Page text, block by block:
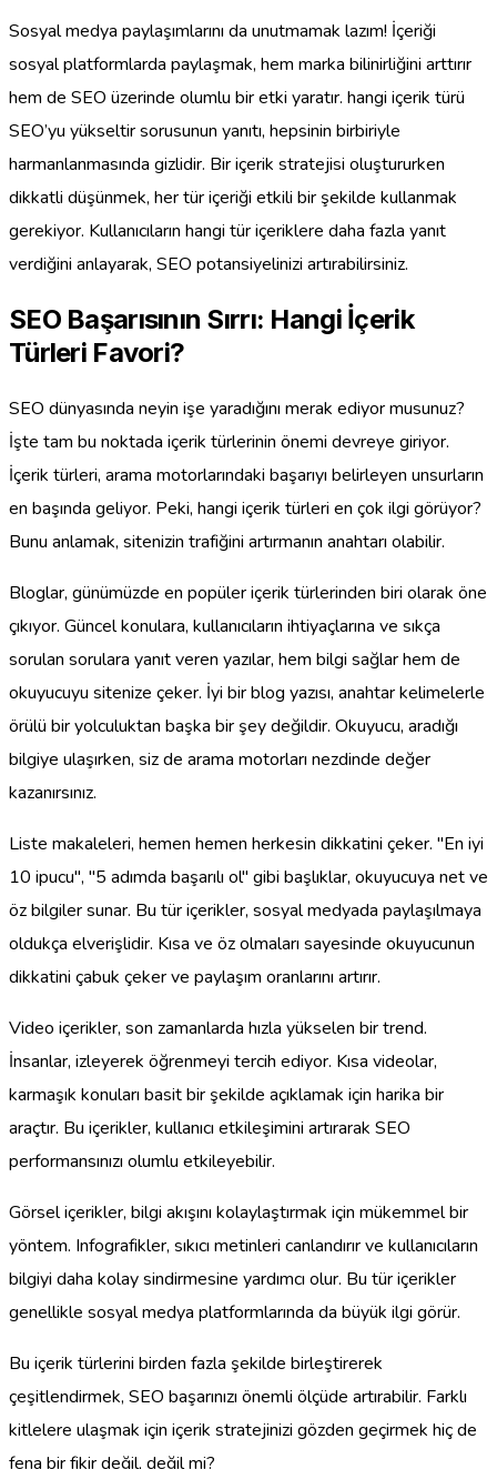
Sosyal medya paylaşımlarını da unutmamak lazım! İçeriği
sosyal platformlarda paylaşmak, hem marka bilinirliğini arttırır
hem de SEO üzerinde olumlu bir etki yaratır. hangi içerik türü
SEO’yu yükseltir sorusunun yanıtı, hepsinin birbiriyle
harmanlanmasında gizlidir. Bir içerik stratejisi oluştururken
dikkatli düşünmek, her tür içeriği etkili bir şekilde kullanmak
gerekiyor. Kullanıcıların hangi tür içeriklere daha fazla yanıt
verdiğini anlayarak, SEO potansiyelinizi artırabilirsiniz.
SEO Başarısının Sırrı: Hangi İçerik
Türleri Favori?
SEO dünyasında neyin işe yaradığını merak ediyor musunuz?
İşte tam bu noktada içerik türlerinin önemi devreye giriyor.
İçerik türleri, arama motorlarındaki başarıyı belirleyen unsurların
en başında geliyor. Peki, hangi içerik türleri en çok ilgi görüyor?
Bunu anlamak, sitenizin trafiğini artırmanın anahtarı olabilir.
Bloglar, günümüzde en popüler içerik türlerinden biri olarak öne
çıkıyor. Güncel konulara, kullanıcıların ihtiyaçlarına ve sıkça
sorulan sorulara yanıt veren yazılar, hem bilgi sağlar hem de
okuyucuyu sitenize çeker. İyi bir blog yazısı, anahtar kelimelerle
örülü bir yolculuktan başka bir şey değildir. Okuyucu, aradığı
bilgiye ulaşırken, siz de arama motorları nezdinde değer
kazanırsınız.
Liste makaleleri, hemen hemen herkesin dikkatini çeker. "En iyi
10 ipucu", "5 adımda başarılı ol" gibi başlıklar, okuyucuya net ve
öz bilgiler sunar. Bu tür içerikler, sosyal medyada paylaşılmaya
oldukça elverişlidir. Kısa ve öz olmaları sayesinde okuyucunun
dikkatini çabuk çeker ve paylaşım oranlarını artırır.
Video içerikler, son zamanlarda hızla yükselen bir trend.
İnsanlar, izleyerek öğrenmeyi tercih ediyor. Kısa videolar,
karmaşık konuları basit bir şekilde açıklamak için harika bir
araçtır. Bu içerikler, kullanıcı etkileşimini artırarak SEO
performansınızı olumlu etkileyebilir.
Görsel içerikler, bilgi akışını kolaylaştırmak için mükemmel bir
yöntem. Infografikler, sıkıcı metinleri canlandırır ve kullanıcıların
bilgiyi daha kolay sindirmesine yardımcı olur. Bu tür içerikler
genellikle sosyal medya platformlarında da büyük ilgi görür.
Bu içerik türlerini birden fazla şekilde birleştirerek
çeşitlendirmek, SEO başarınızı önemli ölçüde artırabilir. Farklı
kitlelere ulaşmak için içerik stratejinizi gözden geçirmek hiç de
fena bir fikir değil, değil mi?